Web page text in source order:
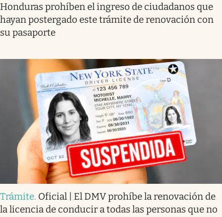
Honduras prohíben el ingreso de ciudadanos que
hayan postergado este trámite de renovación con
su pasaporte
Trámite. Oficial | El DMV prohíbe la renovación de
la licencia de conducir a todas las personas que no